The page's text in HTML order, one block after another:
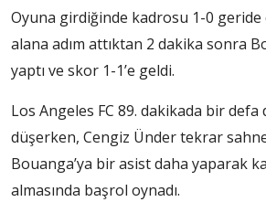
Oyuna girdiğinde kadrosu 1-0 geride
alana adım attıktan 2 dakika sonra
yaptı ve skor 1-1’e geldi.
Los Angeles FC 89. dakikada bir defa
düşerken, Cengiz Ünder tekrar sahne
Bouanga’ya bir asist daha yaparak
almasında başrol oynadı.